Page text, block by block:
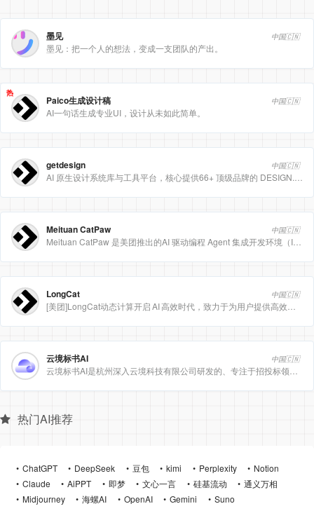
墨见 中国🇨🇳
墨见：把一个人的想法，变成一支团队的产出。
热
Paico生成设计稿 中国🇨🇳
AI一句话生成专业UI，设计从未如此简单。
getdesign 中国🇨🇳
Meituan CatPaw 中国🇨🇳
LongCat 中国🇨🇳
云境标书AI 中国🇨🇳
热门AI推荐
ChatGPT DeepSeek 豆包 kimi Perplexity
Notion
Claude
AiPPT 即梦 文心一言 硅基流动
通义万相
Midjourney
海螺AI OpenAI Gemini Suno